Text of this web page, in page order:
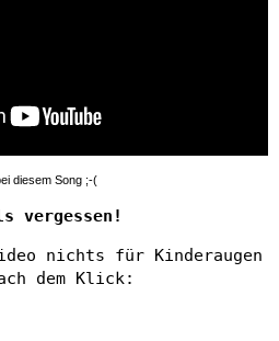
diesem Song ;-(
vergessen!
nichts für Kinderaugen
dem Klick: